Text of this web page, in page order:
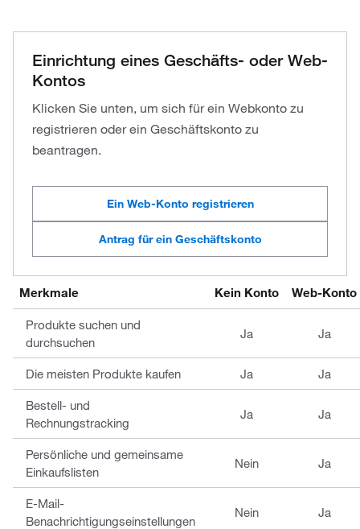
Einrichtung eines Geschäfts- oder Web-
Kontos
Klicken Sie unten, um sich für ein Webkonto zu
registrieren oder ein Geschäftskonto zu
beantragen.
Ein Web-Konto registrieren
Antrag für ein Geschäftskonto
Merkmale Kein Konto Web-Konto
Produkte suchen und
durchsuchen
Ja Ja
Die meisten Produkte kaufen Ja Ja
Bestell- und
Rechnungstracking
Ja Ja
Persönliche und gemeinsame
Einkaufslisten
Nein Ja
E-Mail-
Benachrichtigungseinstellungen
Nein Ja